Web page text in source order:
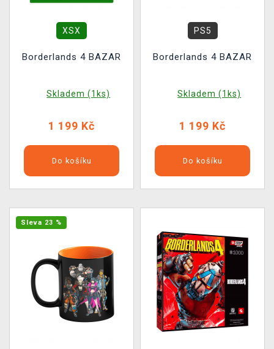
XSX
Borderlands 4 BAZAR
Skladem (1ks)
1 199 Kč
Do košíku
PS5
Borderlands 4 BAZAR
Skladem (1ks)
1 199 Kč
Do košíku
Sleva 23 %